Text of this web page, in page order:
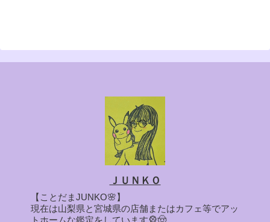
ＪＵＮＫＯ
【ことだまJUNKO🌸】
現在は山梨県と宮城県の店舗またはカフェ等でアッ